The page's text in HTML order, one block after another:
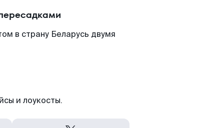
в страну Беларусь двумя
и лоукосты.